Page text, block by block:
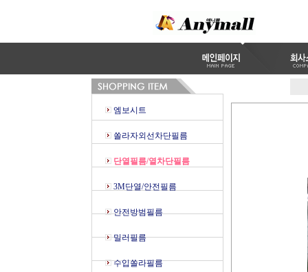
엠보시트
쏠라자외선차단필름
단열필름/열차단필름
3M단열/안전필름
안전방범필름
밀러필름
수입쏠라필름